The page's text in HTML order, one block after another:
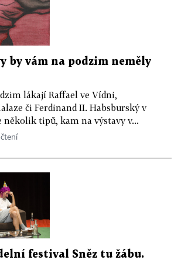
by vám na podzim neměly
lákají Raffael ve Vídni,
či Ferdinand II. Habsburský v
několik tipů, kam na výstavy v...
čtení
festival Sněz tu žábu.